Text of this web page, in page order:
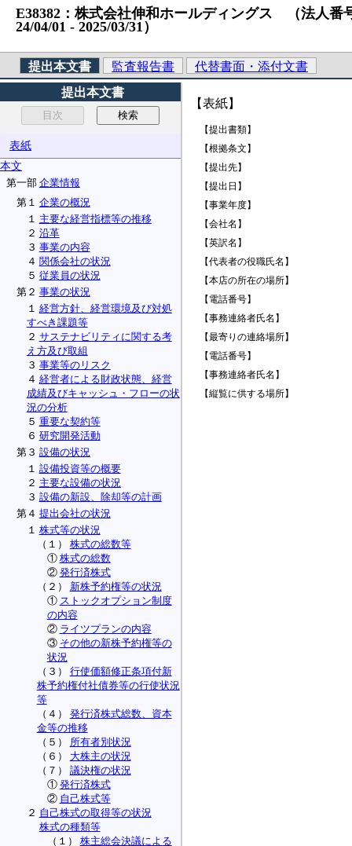
E38382：株式会社伸和ホールディングス （法人番
24/04/01 ‐ 2025/03/31）
提出本文書 監査報告書
代替書面・添付文書
提出本文書